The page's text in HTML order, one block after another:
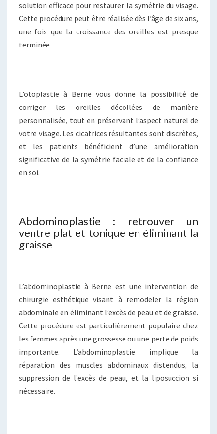
solution efficace pour restaurer la symétrie du visage.
Cette procédure peut être réalisée dès l’âge de six ans,
une fois que la croissance des oreilles est presque
terminée.
L’otoplastie à Berne vous donne la possibilité de
corriger les oreilles décollées de manière
personnalisée, tout en préservant l’aspect naturel de
votre visage. Les cicatrices résultantes sont discrètes,
et les patients bénéficient d’une amélioration
significative de la symétrie faciale et de la confiance
en soi.
Abdominoplastie : retrouver un
ventre plat et tonique en éliminant la
graisse
L’abdominoplastie à Berne est une intervention de
chirurgie esthétique visant à remodeler la région
abdominale en éliminant l’excès de peau et de graisse.
Cette procédure est particulièrement populaire chez
les femmes après une grossesse ou une perte de poids
importante. L’abdominoplastie implique la
réparation des muscles abdominaux distendus, la
suppression de l’excès de peau, et la liposuccion si
nécessaire.